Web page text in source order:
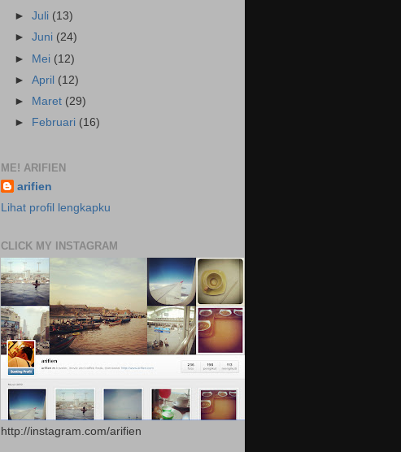
►Juli (13)
►Juni (24)
► Mei (12)
►April (12)
►
Maret (29)
►
Februari (16)
ME! ARIFIEN
arifien
Lihat profil lengkapku
CLICK MY INSTAGRAM
http://instagram.com/arifien